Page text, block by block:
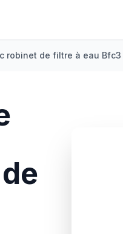
robinet de filtre à eau Bfc3